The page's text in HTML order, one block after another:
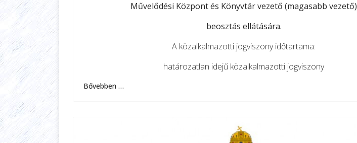
Művelődési Központ és Könyvtár vezető (magasabb vezető)
beosztás ellátására.
A közalkalmazotti jogviszony időtartama:
határozatlan idejű közalkalmazotti jogviszony
Bővebben …